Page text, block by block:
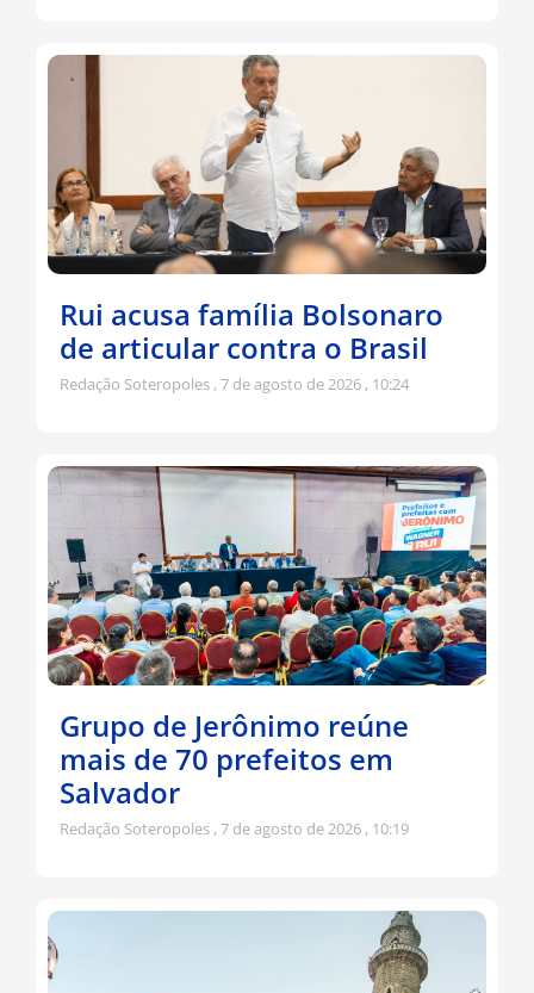
Rui acusa família Bolsonaro
de articular contra o Brasil
Redação Soteropoles 7 de agosto de 2026 10:24
Grupo de Jerônimo reúne
mais de 70 prefeitos em
Salvador
Redação Soteropoles 7 de agosto de 2026 10:19